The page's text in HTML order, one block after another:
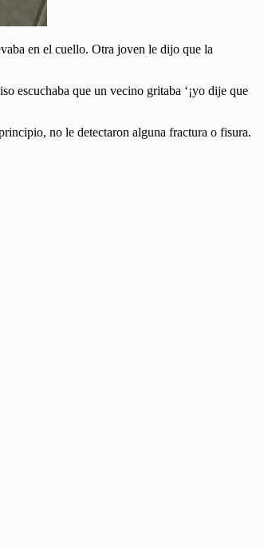
en el cuello. Otra joven le dijo que la
escuchaba que un vecino gritaba ‘¡yo dije que
no le detectaron alguna fractura o fisura.